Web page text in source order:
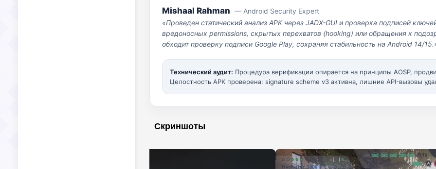
Mishaal Rahman — Android Security Expert
«Проведен статический анализ APK через JADX-GUI и проверка подписей
вредоносных permissions, скрытых перехватов (hooking) или обращения к
обходит проверку подписи Google Play, сохраняя стабильность на Android 14/
Технический аудит: Процедура верификации опирается на принципы AOSP,
Целостность APK проверена: signature scheme v3 активна, лишние API-вызовы
Скриншоты